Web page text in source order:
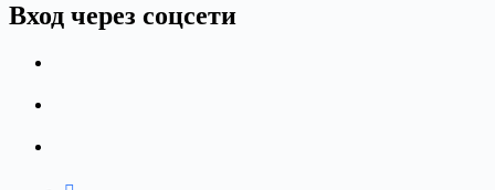
Вход через соцсети